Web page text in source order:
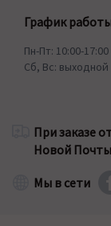
График
Пн-Пт: 10:00-17:00
Сб, Вс: выходной
При заказе
Новой
Мы в сети